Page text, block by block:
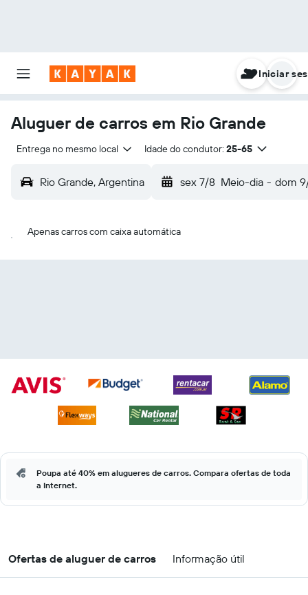
Iniciar
Aluguer de carros em Rio Grande
Entrega no mesmo local Idade do condutor: 25-65
Rio Grande, Argentina sex 7/8 Meio-dia - dom
Apenas carros com caixa automática
Poupa até 40% em alugueres de carros. Compara ofertas de toda
a Internet.
Ofertas de aluguer de carros Informação útil